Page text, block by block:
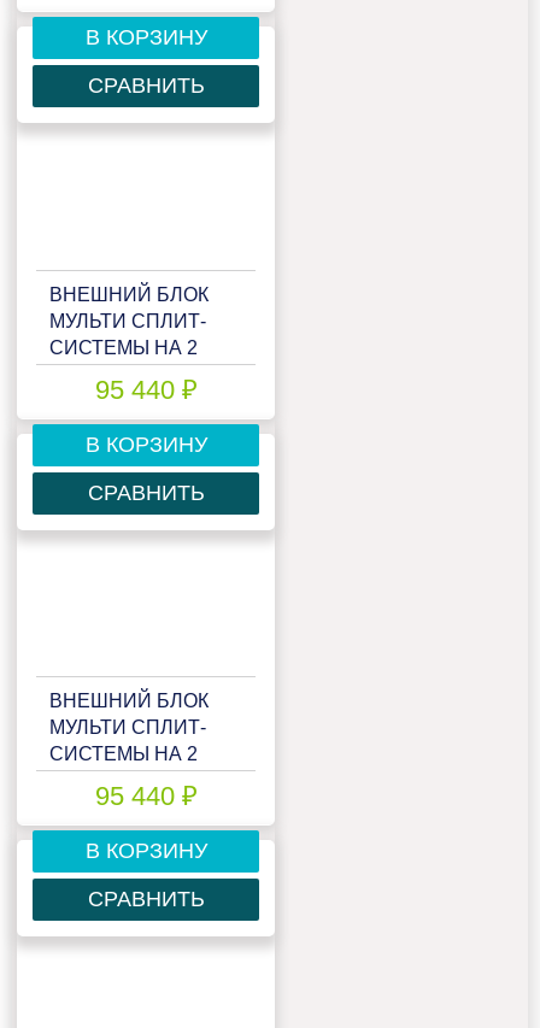
В КОРЗИНУ
СРАВНИТЬ
ВНЕШНИЙ БЛОК
МУЛЬТИ СПЛИТ-
СИСТЕМЫ НА 2
EMAGIC FREE
MATCH LU-
2HE14FOE2
95 440 ₽
В КОРЗИНУ
СРАВНИТЬ
ВНЕШНИЙ БЛОК
МУЛЬТИ СПЛИТ-
СИСТЕМЫ НА 2
EMAGIC FREE
MATCH LU-
2HE14FVE2
95 440 ₽
В КОРЗИНУ
СРАВНИТЬ